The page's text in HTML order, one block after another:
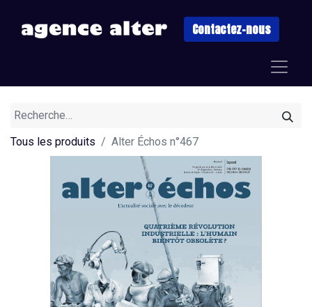
Contactez-nous
Tous les produits Alter Échos n°467